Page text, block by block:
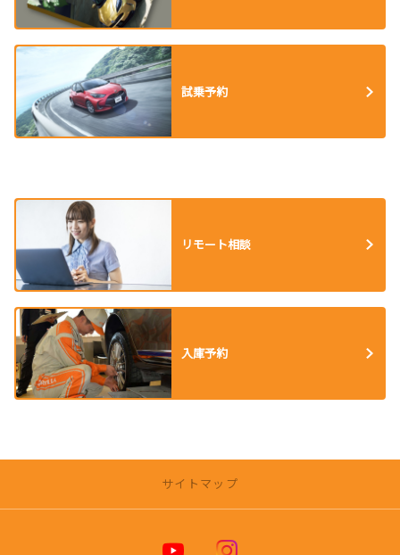
試乗予約
リモート相談
入庫予約
サイトマップ
トヨタカローラ博多 公式ホームページ